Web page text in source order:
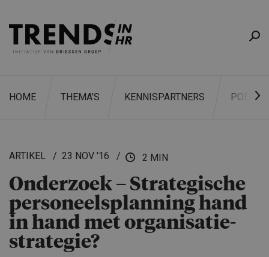
HOME THEMA’S KENNISPARTNERS
ZOEKEN
ARTIKEL 23 NOV '16 2 MIN
Onderzoek – Strategi­sche
personeels­plan­ning hand
in hand met organisa­tie­
stra­tegie?